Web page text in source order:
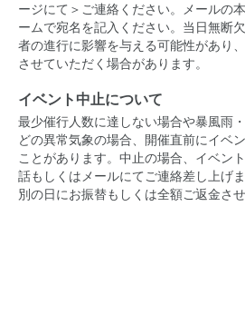
ージにて＞ご連絡ください。メールの
ームで宛名を記入ください。当日無断
者の進行に影響を与える可能性があり
させていただく場合があります。
イベント中止について
最少催行人数に達しない場合や暴風雨
どの異常気象の場合、開催直前にイベ
ことがあります。中止の場合、イベン
話もしくはメールにてご連絡差し上げ
別の日にお振替もしくは全額ご返金さ